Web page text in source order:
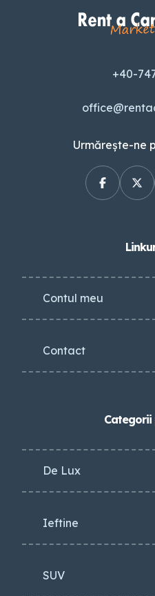
+40-
Urmărește-ne
Contul meu
Contact
Categorii
De Lux
Ieftine
SUV